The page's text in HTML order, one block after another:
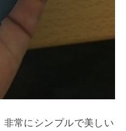
常にシンプルで美しい